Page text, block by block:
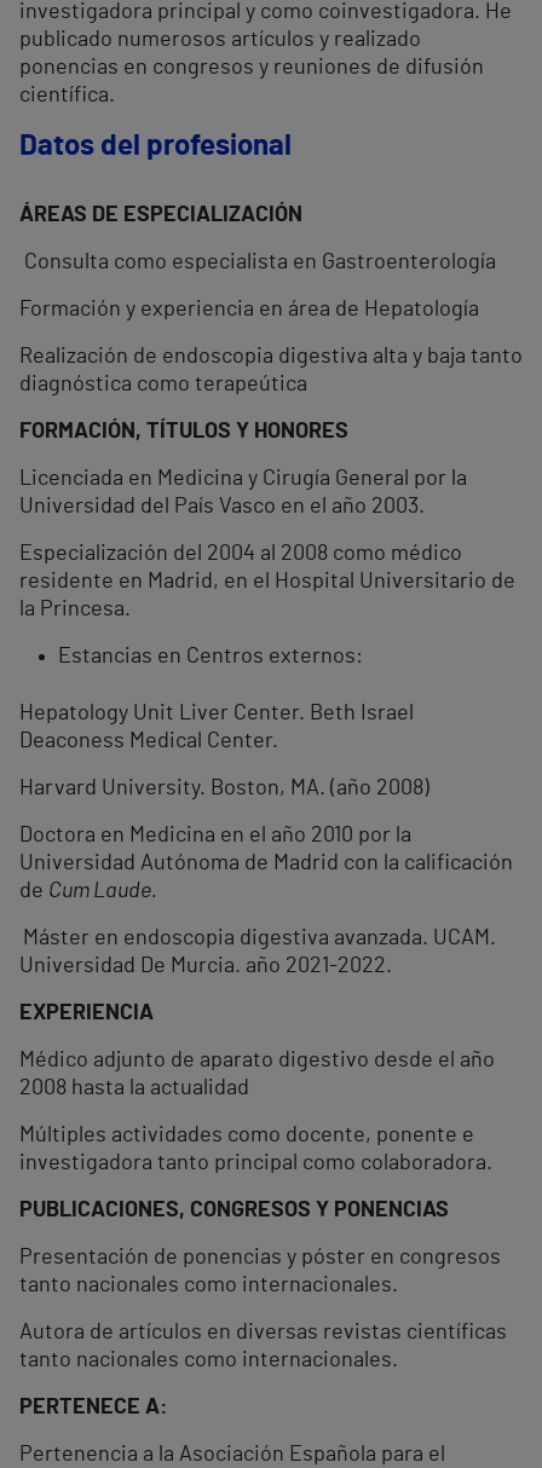
investigadora principal y como coinvestigadora. He
publicado numerosos artículos y realizado
ponencias en congresos y reuniones de difusión
científica.
Datos del profesional
ÁREAS DE ESPECIALIZACIÓN
Consulta como especialista en Gastroenterología
Formación y experiencia en área de Hepatología
Realización de endoscopia digestiva alta y baja tanto
diagnóstica como terapeútica
FORMACIÓN, TÍTULOS Y HONORES
Licenciada en Medicina y Cirugía General por la
Universidad del País Vasco en el año 2003.
Especialización del 2004 al 2008 como médico
residente en Madrid, en el Hospital Universitario de
la Princesa.
Estancias en Centros externos:
Hepatology Unit Liver Center. Beth Israel
Deaconess Medical Center.
Harvard University. Boston, MA. (año 2008)
Doctora en Medicina en el año 2010 por la
Universidad Autónoma de Madrid con la calificación
de Cum Laude.
Máster en endoscopia digestiva avanzada. UCAM.
Universidad De Murcia. año 2021-2022.
EXPERIENCIA
Médico adjunto de aparato digestivo desde el año
2008 hasta la actualidad
Múltiples actividades como docente, ponente e
investigadora tanto principal como colaboradora.
PUBLICACIONES, CONGRESOS Y PONENCIAS
Presentación de ponencias y póster en congresos
tanto nacionales como internacionales.
Autora de artículos en diversas revistas científicas
tanto nacionales como internacionales.
PERTENECE A:
Pertenencia a la Asociación Española para el